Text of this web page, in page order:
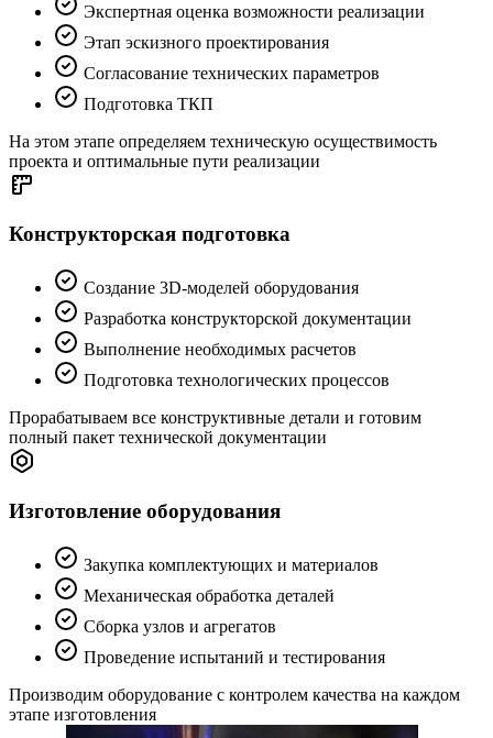
Экспертная оценка возможности реализации
Этап эскизного проектирования
Согласование технических параметров
Подготовка ТКП
На этом этапе определяем техническую осуществимость
проекта и оптимальные пути реализации
Конструкторская подготовка
Создание 3D-моделей оборудования
Разработка конструкторской документации
Выполнение необходимых расчетов
Подготовка технологических процессов
Прорабатываем все конструктивные детали и готовим
полный пакет технической документации
Изготовление оборудования
Закупка комплектующих и материалов
Механическая обработка деталей
Сборка узлов и агрегатов
Проведение испытаний и тестирования
Производим оборудование с контролем качества на каждом
этапе изготовления